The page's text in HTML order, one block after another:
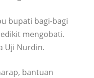
bupati bagi-bagi
mengobati.
Uji Nurdin.
bantuan